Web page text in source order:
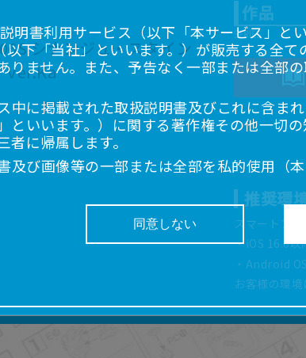
作品
推奨環
スマートフ
・iOS 16.0
・Android
お客様の環
明書利用サービス（以下「本サービス」と
以下「当社」といいます。）が販売する全
りません。また、予告なく一部または全部
中に掲載された取扱説明書及びこれに含ま
といいます。）に関する著作権その他一切
者に帰属します。
及び画像等の一部または全部を私的使用（
せん。）することは禁止いたします。
る取扱説明書は、お客様が購入された商品
様の変更などにより、取扱説明書の内容は
扱説明書の正確性確保に努めておりますが
利用環境によっては、本サービスをご利用
同意しない